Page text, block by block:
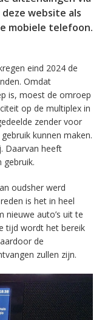
website als
mobiele telefoon.
eind 2024 de
Omdat
is, moest de omroep
op de multiplex in
zender voor
kunnen maken.
Daarvan heeft
gebruik.
oudsher werd
is het in heel
nieuwe auto’s uit te
tijd wordt het bereik
de
zullen zijn.